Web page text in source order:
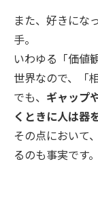
また、好きにな
手。
いわゆる「価値
世界なので、「
でも、 ギャップ
くときに人は器
その点において
るのも事実です。